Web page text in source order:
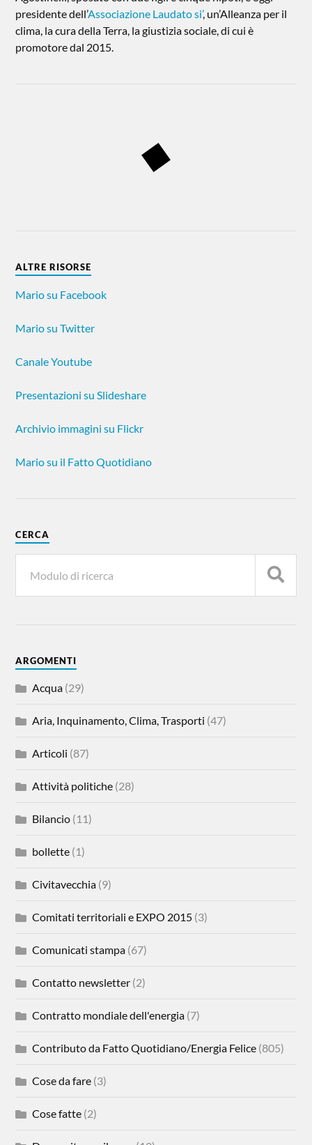
presidente dell’Associazione Laudato si’, un’Alleanza per il
clima, la cura della Terra, la giustizia sociale, di cui è
promotore dal 2015.
ALTRE RISORSE
Mario su Facebook
Mario su Twitter
Canale Youtube
Presentazioni su Slideshare
Archivio immagini su Flickr
Mario su il Fatto Quotidiano
CERCA
ARGOMENTI
Acqua (29)
Aria, Inquinamento, Clima, Trasporti (47)
Articoli (87)
Attività politiche (28)
Bilancio (11)
bollette (1)
Civitavecchia (9)
Comitati territoriali e EXPO 2015 (3)
Comunicati stampa (67)
Contatto newsletter (2)
Contratto mondiale dell'energia (7)
Contributo da Fatto Quotidiano/Energia Felice (805)
Cose da fare (3)
Cose fatte (2)